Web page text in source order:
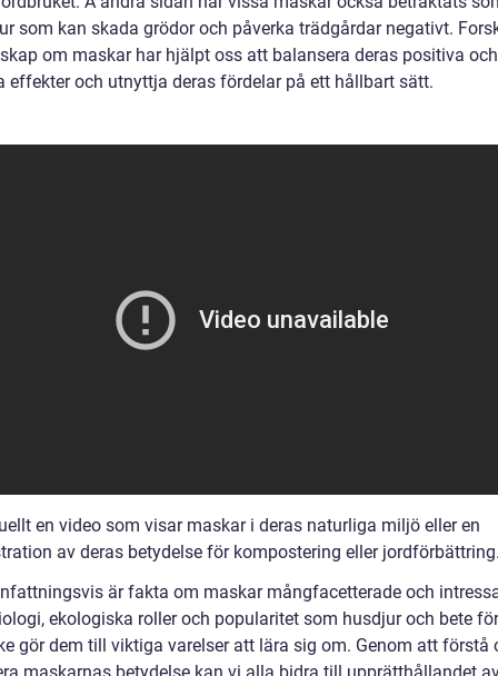
som kan skada grödor och påverka trädgårdar negativt.
om maskar har hjälpt oss att balansera deras positiva och
effekter och utnyttja deras fördelar på ett hållbart sätt.
en video som visar maskar i deras naturliga miljö eller en
av deras betydelse för kompostering eller
är fakta om maskar mångfacetterade och
ekologiska roller och popularitet som husdjur och bete för
gör dem till viktiga varelser att lära sig om. Genom att förstå